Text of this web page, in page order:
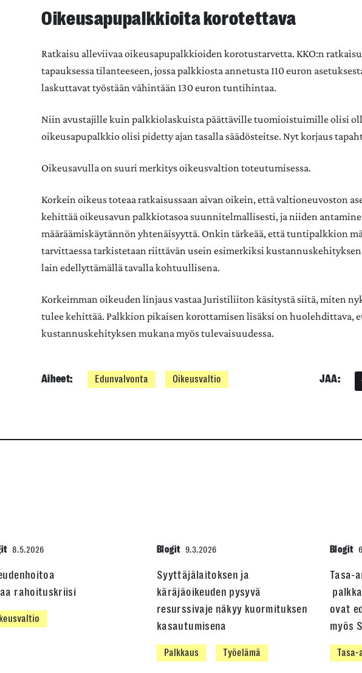
Oikeusapupalkkioita korotettava
Ratkaisu alleviivaa oikeusapupalkkioiden korotustarvetta. KKO:n
tapauksessa tilanteeseen, jossa palkkiosta annetusta 110 euron
laskuttavat työstään vähintään 130 euron tuntihintaa.
Niin avustajille kuin palkkiolaskuista päättäville tuomioistuimille olisi
oikeusapupalkkio olisi pidetty ajan tasalla säädösteitse. Nyt korjaus
Oikeusavulla on suuri merkitys oikeusvaltion toteutumisessa.
Korkein oikeus toteaa ratkaisussaan aivan oikein, että valtioneuvoston
kehittää oikeusavun palkkiotasoa suunnitelmallisesti, ja niiden
määräämiskäytännön yhtenäisyyttä. Onkin tärkeää, että tuntipalkkion
tarvittaessa tarkistetaan riittävän usein esimerkiksi
lain edellyttämällä tavalla kohtuullisena.
Korkeimman oikeuden linjaus vastaa Juristiliiton käsitystä siitä, miten
tulee kehittää. Palkkion pikaisen korottamisen lisäksi on huolehdittava,
kustannuskehityksen mukana myös tulevaisuudessa.
Aiheet: Edunvalvonta Oikeusvaltio JAA:
8.5.2026
rahoituskriisi
Blogit 9.3.2026
Syyttäjälaitoksen ja
käräjäoikeuden pysyvä
resurssivaje näkyy kuormituksen
kasautumisena
Palkkaus Työelämä
Blogit
Tasa-
ovat
myös
Tasa-